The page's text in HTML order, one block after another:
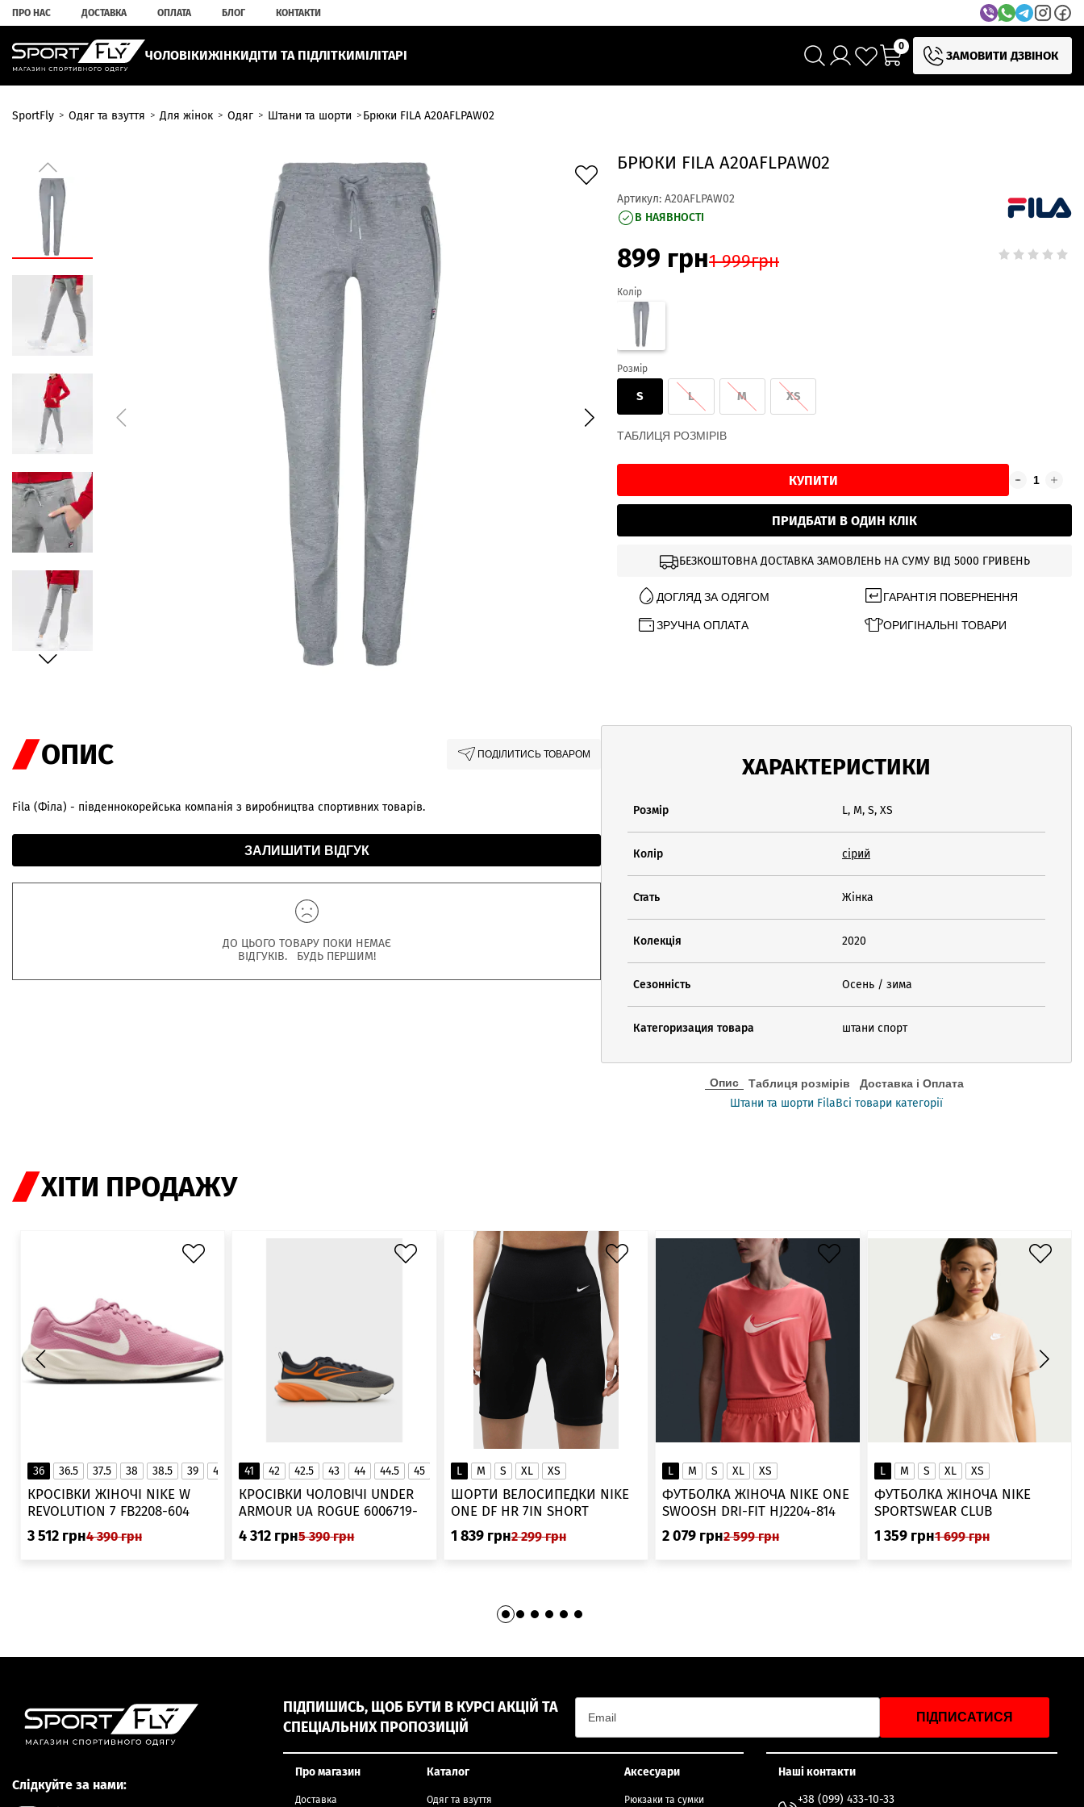
ПРО НАС ДОСТАВКА ОПЛАТА БЛОГ КОНТАКТИ
ЧОЛОВІКИЖІНКИДІТИ ТА ПІДЛІТКИМІЛІТАРІ
0
ЗАМОВИТИ ДЗВІНОК
SportFly Одяг та взуття Для жінок Одяг Штани та шорти Брюки FILA A20AFLPAW02
БРЮКИ FILA A20AFLPAW02
Артикул: A20AFLPAW02
В НАЯВНОСТІ
899 грн1 999грн
Колір
Розмір
S L M XS
ТАБЛИЦЯ РОЗМІРІВ
КУПИТИ
ПРИДБАТИ В ОДИН КЛІК
БЕЗКОШТОВНА ДОСТАВКА ЗАМОВЛЕНЬ НА СУМУ ВІД 5000 ГРИВЕНЬ
ДОГЛЯД ЗА ОДЯГОМ ГАРАНТІЯ ПОВЕРНЕННЯ
ЗРУЧНА ОПЛАТА ОРИГІНАЛЬНІ ТОВАРИ
ОПИС ПОДІЛИТИСЬ ТОВАРОМ
Fila (Філа) - південнокорейська компанія з виробництва спортивних товарів.
ЗАЛИШИТИ ВІДГУК
ДО ЦЬОГО ТОВАРУ ПОКИ НЕМАЄ
ВІДГУКІВ. БУДЬ ПЕРШИМ!
ХАРАКТЕРИСТИКИ
Розмір L, M, S, XS
Колір сірий
Стать Жінка
Колекція 2020
Сезонність Осень / зима
Категоризация товара штани спорт
Опис Таблиця розмірів Доставка і Оплата
Штани та шорти FilaВсі товари категорії
ХІТИ ПРОДАЖУ
36 36.5 37.5 38 38.5 39 40 40.5
41
▲
КРОСІВКИ ЖІНОЧІ NIKE W
REVOLUTION 7 FB2208-604
3 512 грн4 390 грн
41 42 42.5 43 44 44.5 45 45.5
46
▲
КРОСІВКИ ЧОЛОВІЧІ UNDER
ARMOUR UA ROGUE 6006719-
025
4 312 грн5 390 грн
L M S XL XS
ШОРТИ ВЕЛОСИПЕДКИ NIKE
ONE DF HR 7IN SHORT
DV9022-010
1 839 грн2 299 грн
L M S XL XS
ФУТБОЛКА ЖІНОЧА NIKE ONE
SWOOSH DRI-FIT HJ2204-814
2 079 грн2 599 грн
L M S XL XS
ФУТБОЛКА ЖІНОЧА NIKE
SPORTSWEAR CLUB
ESSENTIALS DX7902-286
1 359 грн1 699 грн
Слідкуйте за нами:
ПІДПИШИСЬ, ЩОБ БУТИ В КУРСІ АКЦІЙ ТА
СПЕЦІАЛЬНИХ ПРОПОЗИЦІЙ
ПІДПИСАТИСЯ
Про магазин
Доставка
Каталог
Одяг та взуття
Аксесуари
Рюкзаки та сумки
Наші контакти
+38 (099) 433-10-33